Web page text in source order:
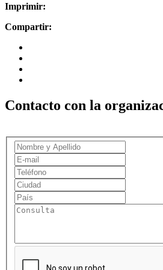
Imprimir:
Compartir:
Contacto con la